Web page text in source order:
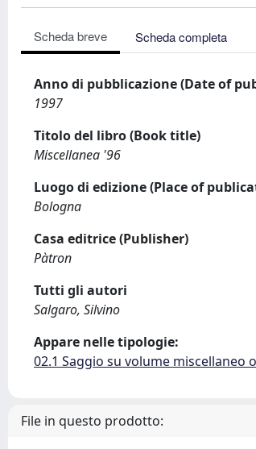
Scheda breve Scheda completa
Anno di pubblicazione (Date of
1997
Titolo del libro (Book title)
Miscellanea '96
Luogo di edizione (Place of
Bologna
Casa editrice (Publisher)
Pàtron
Tutti gli autori
Salgaro, Silvino
Appare nelle tipologie:
02.1 Saggio su volume miscellaneo
File in questo prodotto: